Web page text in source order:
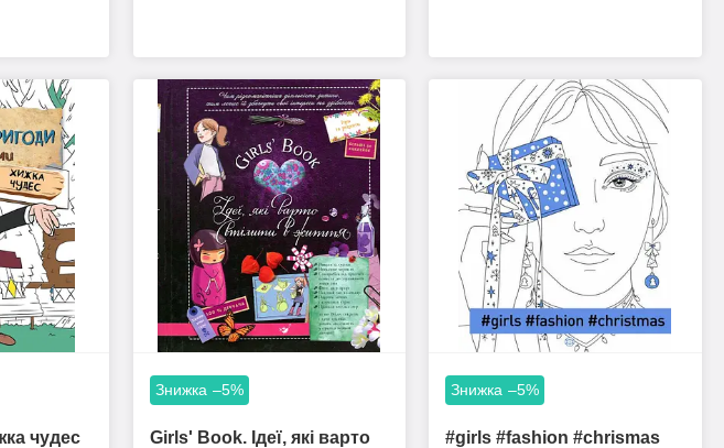
чудес
–5%
Girls' Book. Ідеї, які варто
–5%
#girls #fashion #chrismas